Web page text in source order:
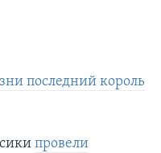
последний король
провели